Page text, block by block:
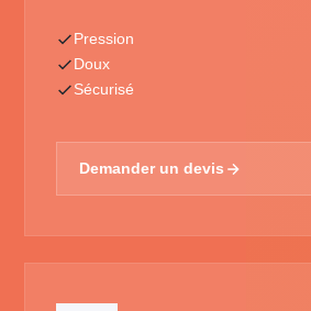
Pression
Doux
Sécurisé
Demander un devis